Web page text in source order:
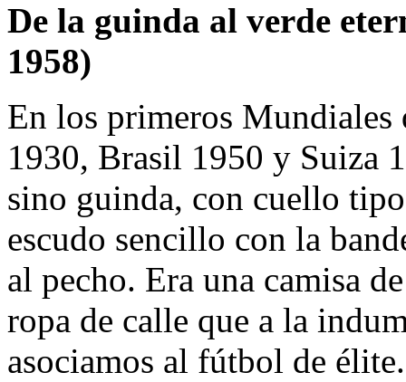
De la guinda al verde
1958)
En los primeros
1930, Brasil 1950 y Suiza
sino guinda, con cuello
escudo sencillo con la
al pecho. Era una camisa
ropa de calle que a la
asociamos al fútbol de élite.